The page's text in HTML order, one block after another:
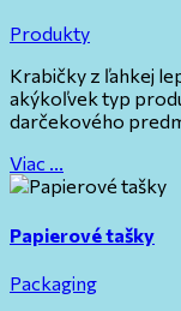
Produkty
Krabičky z ľahkej
akýkoľvek typ
darčekového
Viac ...
Papierové tašky
Packaging